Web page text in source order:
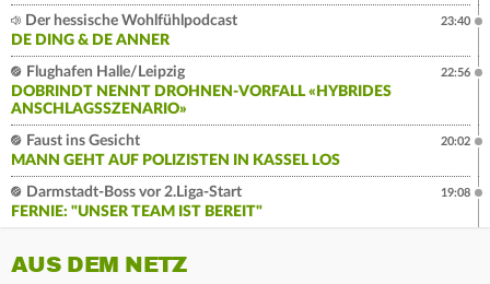
Der hessische Wohlfühlpodcast
DE DING & DE ANNER
23:40
Flughafen Halle/Leipzig
DOBRINDT NENNT DROHNEN-VORFALL «HYBRIDES
ANSCHLAGSSZENARIO»
22:56
Faust ins Gesicht
MANN GEHT AUF POLIZISTEN IN KASSEL LOS
20:02
Darmstadt-Boss vor 2.Liga-Start
FERNIE: "UNSER TEAM IST BEREIT"
19:08
AUS DEM NETZ